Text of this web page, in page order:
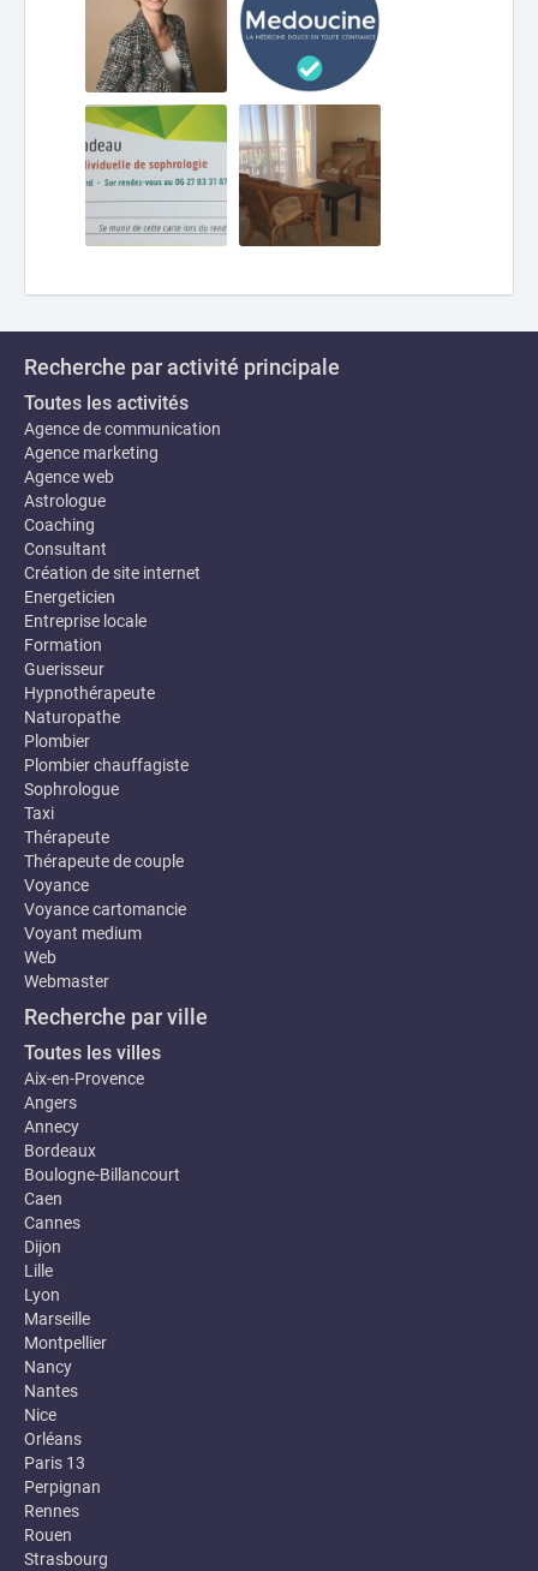
Recherche par activité principale
Toutes les activités
Agence de communication
Agence marketing
Agence web
Astrologue
Coaching
Consultant
Création de site internet
Energeticien
Entreprise locale
Formation
Guerisseur
Hypnothérapeute
Naturopathe
Plombier
Plombier chauffagiste
Sophrologue
Taxi
Thérapeute
Thérapeute de couple
Voyance
Voyance cartomancie
Voyant medium
Web
Webmaster
Recherche par ville
Toutes les villes
Aix-en-Provence
Angers
Annecy
Bordeaux
Boulogne-Billancourt
Caen
Cannes
Dijon
Lille
Lyon
Marseille
Montpellier
Nancy
Nantes
Nice
Orléans
Paris 13
Perpignan
Rennes
Rouen
Strasbourg